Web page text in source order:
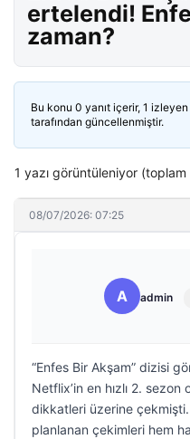
ertelendi!
zaman?
Bu konu 0 yanıt içerir, 1
tarafından güncellenmiştir.
1 yazı görüntüleniyor (toplam
08/07/2026: 07:25
A admin
“Enfes Bir Akşam” dizisi
Netflix’in en hızlı 2.
dikkatleri üzerine
planlanan çekimleri hem